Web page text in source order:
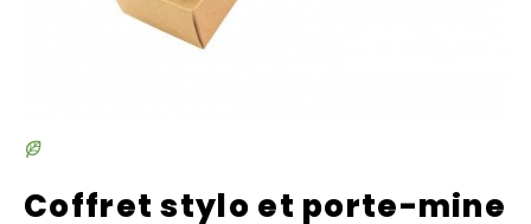
Coffret stylo et porte-mine